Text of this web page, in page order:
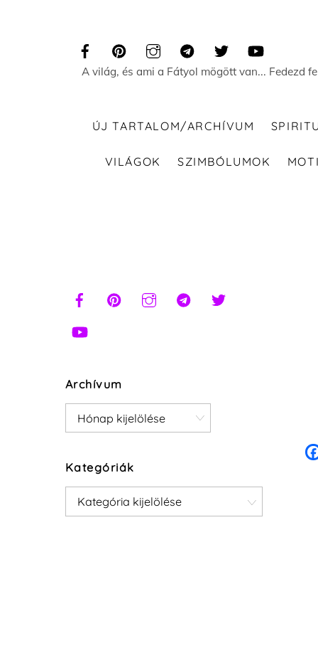
A világ, és ami a Fátyol mögött van... Fedezd
ÚJ TARTALOM/ARCHÍVUM
VILÁGOK SZIMBÓLUMOK
Archívum
Archívum
Kategóriák
Kategóriák